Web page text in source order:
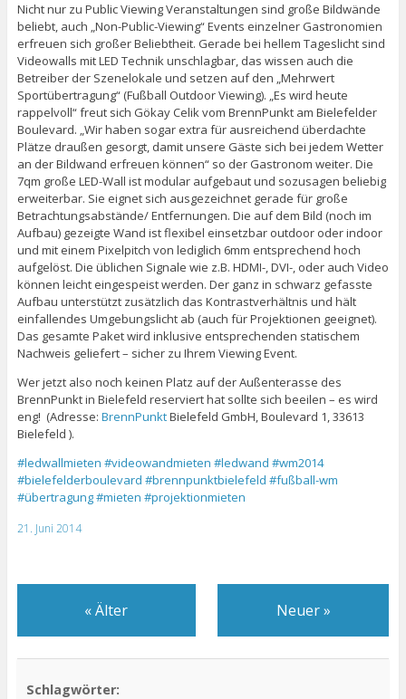
Nicht nur zu Public Viewing Veranstaltungen sind große Bildwände
beliebt, auch „Non-Public-Viewing“ Events einzelner Gastronomien
erfreuen sich großer Beliebtheit. Gerade bei hellem Tageslicht sind
Videowalls mit LED Technik unschlagbar, das wissen auch die
Betreiber der Szenelokale und setzen auf den „Mehrwert
Sportübertragung“ (Fußball Outdoor Viewing). „Es wird heute
rappelvoll“ freut sich Gökay Celik vom BrennPunkt am Bielefelder
Boulevard. „Wir haben sogar extra für ausreichend überdachte
Plätze draußen gesorgt, damit unsere Gäste sich bei jedem Wetter
an der Bildwand erfreuen können“ so der Gastronom weiter. Die
7qm große LED-Wall ist modular aufgebaut und sozusagen beliebig
erweiterbar. Sie eignet sich ausgezeichnet gerade für große
Betrachtungsabstände/ Entfernungen. Die auf dem Bild (noch im
Aufbau) gezeigte Wand ist flexibel einsetzbar outdoor oder indoor
und mit einem Pixelpitch von lediglich 6mm entsprechend hoch
aufgelöst. Die üblichen Signale wie z.B. HDMI-, DVI-, oder auch Video
können leicht eingespeist werden. Der ganz in schwarz gefasste
Aufbau unterstützt zusätzlich das Kontrastverhältnis und hält
einfallendes Umgebungslicht ab (auch für Projektionen geeignet).
Das gesamte Paket wird inklusive entsprechenden statischem
Nachweis geliefert – sicher zu Ihrem Viewing Event.
Wer jetzt also noch keinen Platz auf der Außenterasse des
BrennPunkt in Bielefeld reserviert hat sollte sich beeilen – es wird
eng! (Adresse: BrennPunktBielefeld GmbH, Boulevard 1, 33613
Bielefeld ).
#ledwallmieten #videowandmieten #ledwand #wm2014
#bielefelderboulevard #brennpunktbielefeld #fußball-wm
#übertragung#mieten #projektionmieten
21. Juni 2014
«Älter Neuer»
Schlagwörter: